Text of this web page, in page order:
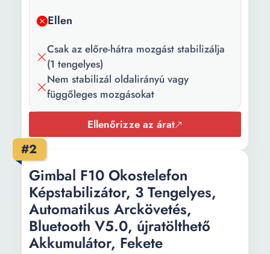
Ellen
Csak az előre-hátra mozgást stabilizálja
(1 tengelyes)
Nem stabilizál oldalirányú vagy
függőleges mozgásokat
Ellenőrizze az árat
#2
Gimbal F10 Okostelefon
Képstabilizátor, 3 Tengelyes,
Automatikus Arckövetés,
Bluetooth V5.0, újratölthető
Akkumulátor, Fekete